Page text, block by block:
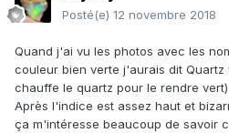
Posté(e) 12 novembre 2018
Quand j'ai vu les photos avec les
couleur bien verte j'aurais dit
chauffe le quartz pour le rendre vert)
Après l'indice est assez haut et
ça m'intéresse beaucoup de savoir